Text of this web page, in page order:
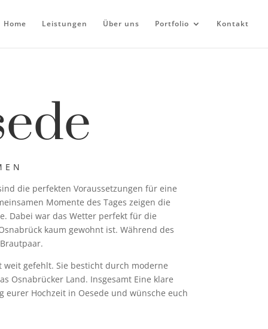
Home Leistungen Über uns Portfolio Kontakt
die perfekten Voraussetzungen für eine
Momente des Tages zeigen die
Dabei war das Wetter perfekt für die
kaum gewohnt ist. Während des
gefehlt. Sie besticht durch moderne
Osnabrücker Land. Insgesamt Eine klare
Hochzeit in Oesede und wünsche euch